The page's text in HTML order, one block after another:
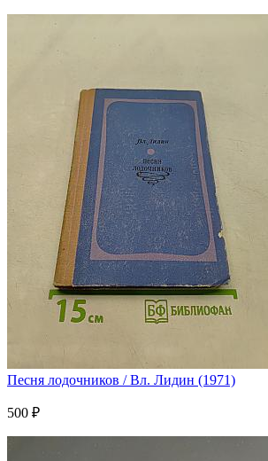
Песня лодочников / Вл. Лидин (1971)
500 ₽